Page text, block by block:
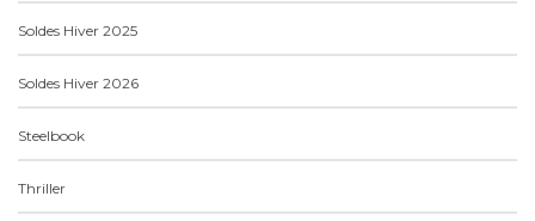
Soldes Hiver 2025
Soldes Hiver 2026
Steelbook
Thriller